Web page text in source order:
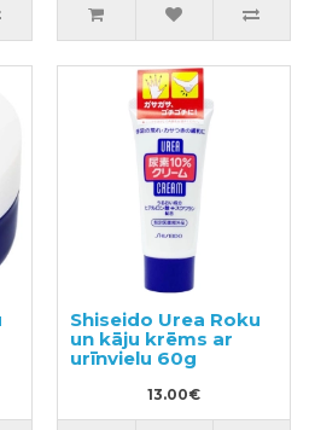
Shiseido Urea Roku
un kāju krēms ar
urīnvielu 60g
13.00€